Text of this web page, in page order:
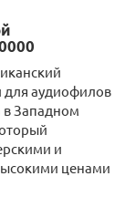
для аудиофилов
в Западном
и
ценами